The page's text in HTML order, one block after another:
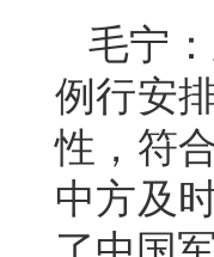
毛宁
例行安
性，符
中方及